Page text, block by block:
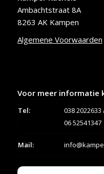
Ambachtstraat 8A
8263 AK Kampen
Algemene Voorwaarden
Voor meer informatie
Tel: 038 2022633
06 52541347
Mail: